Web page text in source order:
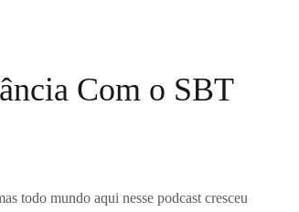
Com o SBT
todo mundo aqui nesse podcast cresceu